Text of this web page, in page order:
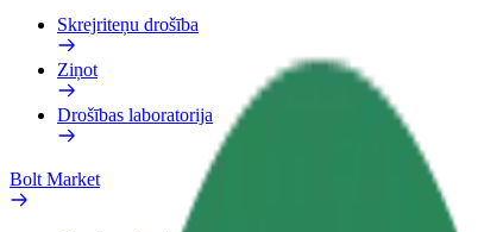
Skrejriteņu drošība
Ziņot
Drošības laboratorija
Bolt Market